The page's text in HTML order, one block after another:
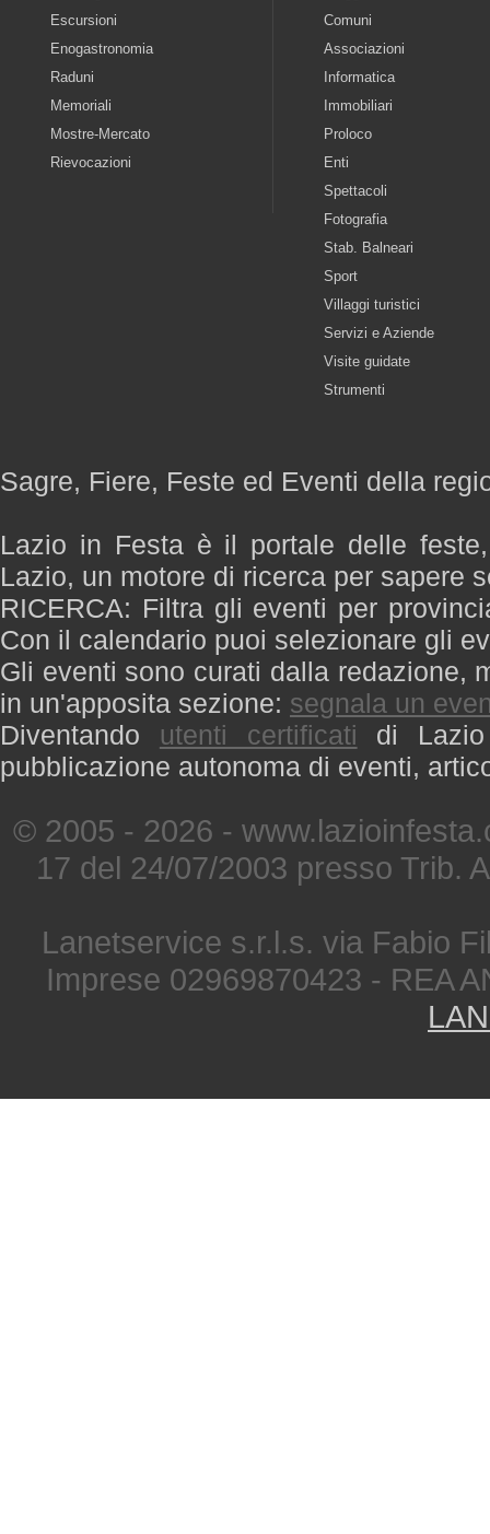
Escursioni
Enogastronomia
Raduni
Memoriali
Mostre-Mercato
Rievocazioni
Comuni
Associazioni
Informatica
Immobiliari
Proloco
Enti
Spettacoli
Fotografia
Stab. Balneari
Sport
Villaggi turistici
Servizi e Aziende
Visite guidate
Strumenti
Sagre, Fiere, Feste ed Eventi della
Lazio in Festa è il portale delle
Lazio, un motore di ricerca per sapere
RICERCA: Filtra gli eventi per
Con il calendario puoi selezionare gli
Gli eventi sono curati dalla redazione,
in un'apposita sezione: segnala un
Diventando utenti certificati di
pubblicazione autonoma di eventi,
© 2005 - 2026 -
17 del 24/07/2003 presso Trib.
Lanetservice s.r.l.s. via Fabio
Imprese 02969870423 - REA